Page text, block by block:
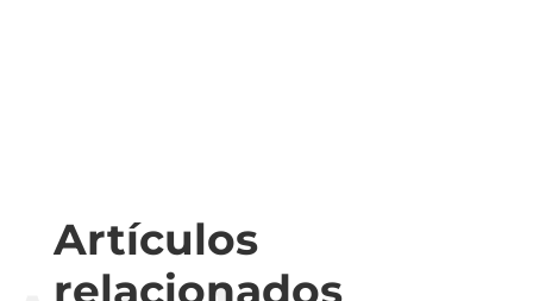
Artículos
relacionados